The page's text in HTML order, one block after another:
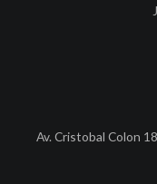
Av. Cristobal Colon